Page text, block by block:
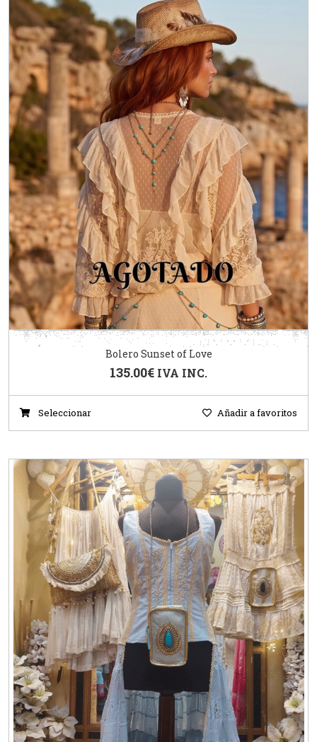
Bolero Sunset of Love
135.00€ IVA INC.
Seleccionar Añadir a favoritos